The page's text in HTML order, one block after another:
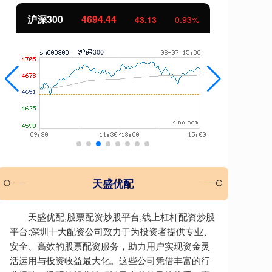
北证50 1134.24 11.37 1.01%
天盛优配
天盛优配,股票配资炒股平台,线上杠杆配资炒股
平台:深圳十大配资公司致力于为投资者提供专业、
安全、高效的股票配资服务，助力用户实现资金灵
活运用与投资收益最大化。这些公司凭借丰富的行